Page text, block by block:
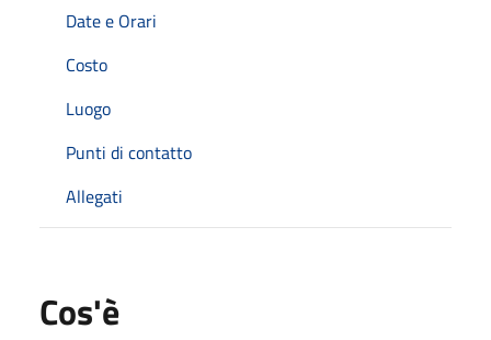
Date e Orari
Costo
Luogo
Punti di contatto
Allegati
Cos'è